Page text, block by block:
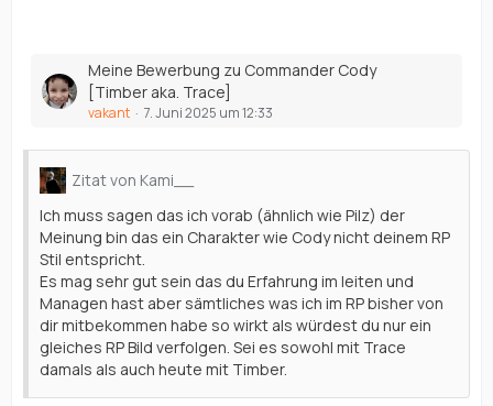
Meine Bewerbung zu Commander Cody
[Timber aka. Trace]
vakant 7. Juni 2025 um 12:33
Zitat von Kami__
Ich muss sagen das ich vorab (ähnlich wie Pilz) der
Meinung bin das ein Charakter wie Cody nicht deinem RP
Stil entspricht.
Es mag sehr gut sein das du Erfahrung im leiten und
Managen hast aber sämtliches was ich im RP bisher von
dir mitbekommen habe so wirkt als würdest du nur ein
gleiches RP Bild verfolgen. Sei es sowohl mit Trace
damals als auch heute mit Timber.